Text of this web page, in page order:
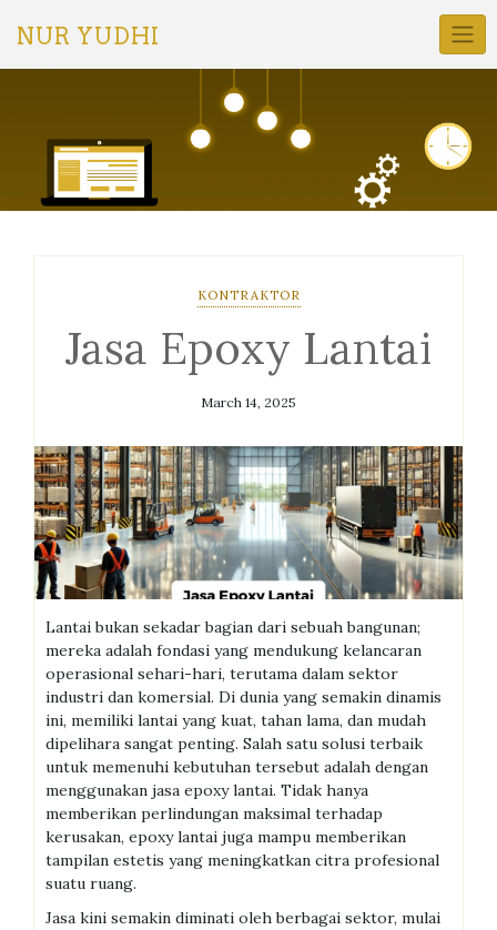
NUR YUDHI
KONTRAKTOR
Jasa Epoxy Lantai
March 14, 2025
Lantai bukan sekadar bagian dari sebuah bangunan;
mereka adalah fondasi yang mendukung kelancaran
operasional sehari-hari, terutama dalam sektor
industri dan komersial. Di dunia yang semakin dinamis
ini, memiliki lantai yang kuat, tahan lama, dan mudah
dipelihara sangat penting. Salah satu solusi terbaik
untuk memenuhi kebutuhan tersebut adalah dengan
menggunakan jasa epoxy lantai. Tidak hanya
memberikan perlindungan maksimal terhadap
kerusakan, epoxy lantai juga mampu memberikan
tampilan estetis yang meningkatkan citra profesional
suatu ruang.
Jasa kini semakin diminati oleh berbagai sektor, mulai